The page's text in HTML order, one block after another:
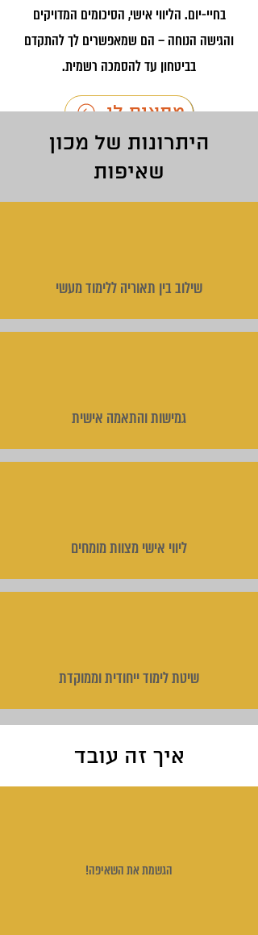
בחיי-יום. הליווי אישי, הסיכומים המדויקים
והגישה הנוחה – הם שמאפשרים לך להתקדם
בביטחון עד להסמכה רשמית.
מתאים לי
מה הפרטים
היתרונות של מכון
שאיפות
שילוב בין תאוריה ללימוד מעשי
גמישות והתאמה אישית
ליווי אישי מצוות מומחים
שיטת לימוד ייחודית וממוקדת
איך זה עובד
הגשמת את השאיפה!